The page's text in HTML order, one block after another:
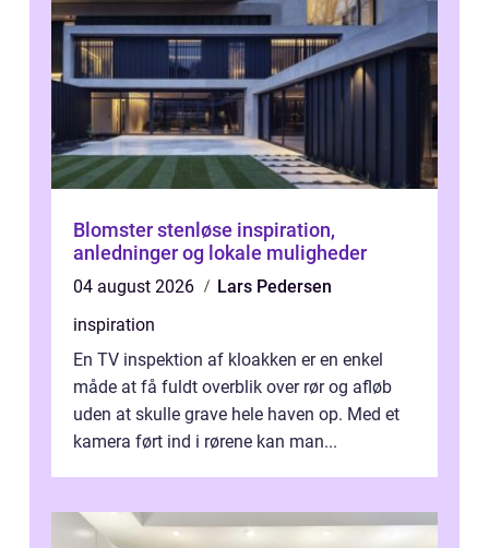
Blomster stenløse inspiration,
anledninger og lokale muligheder
04 august 2026
Lars Pedersen
inspiration
En TV inspektion af kloakken er en enkel
måde at få fuldt overblik over rør og afløb
uden at skulle grave hele haven op. Med et
kamera ført ind i rørene kan man...